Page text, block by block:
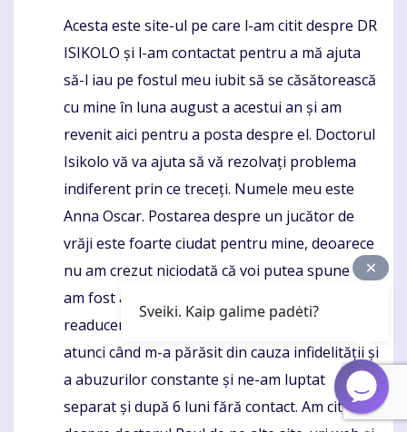
Komentaras
Acesta este site-ul pe care l-am citit despre DR
ISIKOLO și l-am contactat pentru a mă ajuta
să-l iau pe fostul meu iubit să se căsătorească
cu mine în luna august a acestui an și am
revenit aici pentru a posta despre el. Doctorul
Isikolo vă va ajuta să vă rezolvați problema
indiferent prin ce treceți. Numele meu este
Anna Oscar. Postarea despre un jucător de
vrăji este foarte ciudat pentru mine, deoarece
nu am crezut niciodată că voi putea spune că
am fost ajutat de un jucător de vrăji în
readucerea fostului meu iubit la mine chiar și
atunci când m-a părăsit din cauza infidelității și
a abuzurilor constante și ne-am luptat
separat și după 6 luni fără contact. Am citit
Sveiki. Kaip galime padėti?